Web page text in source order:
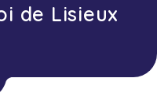
de Lisieux